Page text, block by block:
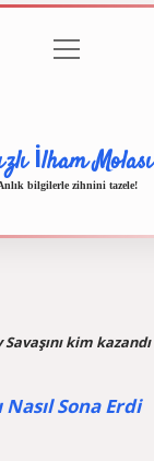
menüyü
aç
İlham Molası
bilgilerle zihnini tazele!
kim kazandı
Sona Erdi